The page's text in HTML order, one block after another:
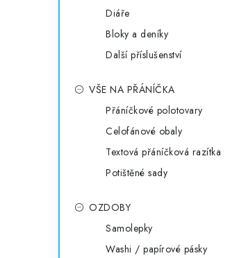
Diáře
Bloky a deníky
Další příslušenství
VŠE NA PŘÁNÍČKA
Přáníčkové polotovary
Celofánové obaly
Textová přáníčková razítka
Potištěné sady
OZDOBY
Samolepky
Washi / papírové pásky